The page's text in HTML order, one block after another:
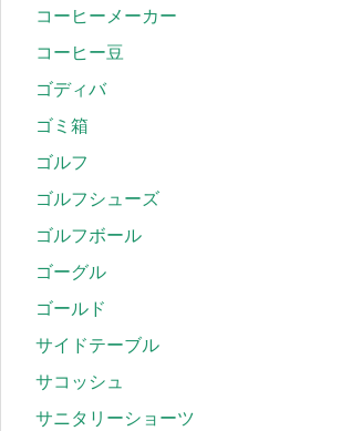
コーヒーメーカー
コーヒー豆
ゴディバ
ゴミ箱
ゴルフ
ゴルフシューズ
ゴルフボール
ゴーグル
ゴールド
サイドテーブル
サコッシュ
サニタリーショーツ